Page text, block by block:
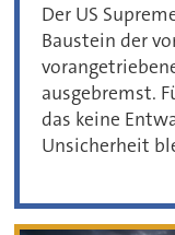
Der US
Baustein der
ausgebremst.
das keine
Unsicherheit